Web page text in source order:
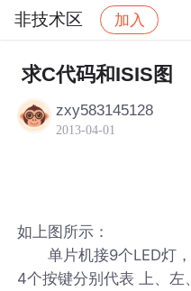
非技术区 加入
社区 非技术区 帖
求C代码和ISIS图
zxy583145128
2013-04-01
如上图所示：
单片机接9个LED灯，
4个按键分别代表 上、左